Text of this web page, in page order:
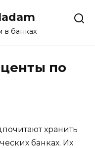
в банках
по
хранить
банках. Их